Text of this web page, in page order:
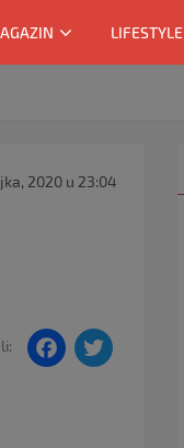
LIFESTYLE
2020 u 23:04
F